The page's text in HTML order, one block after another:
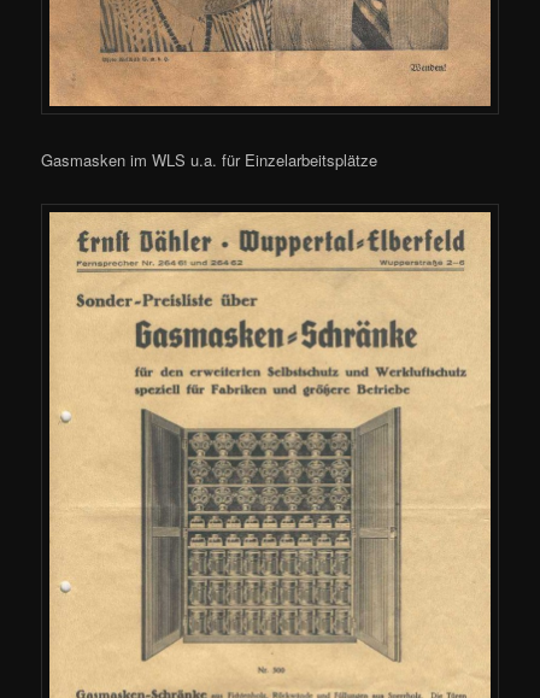
Gasmasken im WLS u.a. für Einzelarbeitsplätze